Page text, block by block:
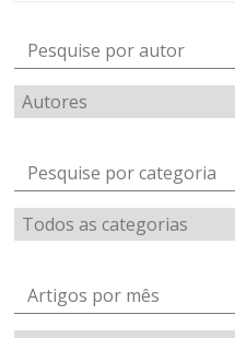
Pesquise por autor
Pesquise por categoria
Artigos por mês